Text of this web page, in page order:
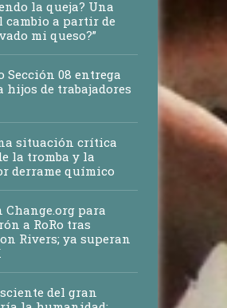
la queja? Una
cambio a partir de
mi queso?”
08 entrega
hijos de trabajadores
situación crítica
la tromba y la
derrame químico
para
a RoRo tras
Rivers; ya superan
del gran